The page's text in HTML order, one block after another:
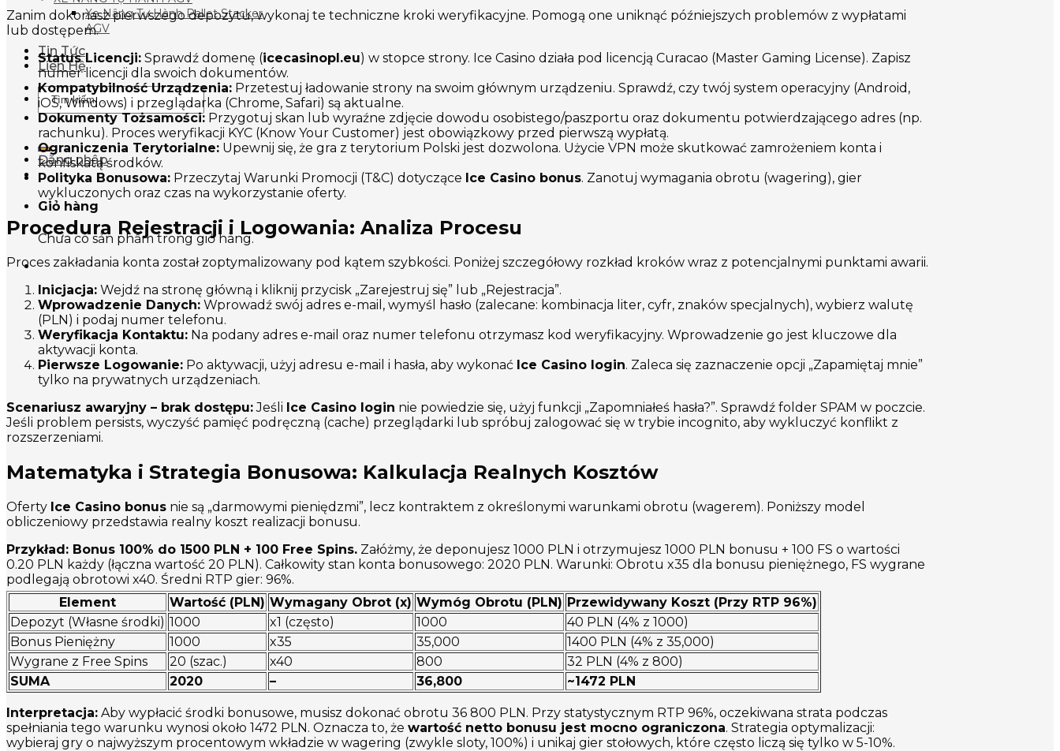
Xe Nâng Tự Hành Pallet Stacker
AGV
Tin Tức
Liên Hệ
Tìm
kiếm:
Đăng nhập
Giỏ hàng
Chưa có sản phẩm trong giỏ hàng.
Zanim dokonasz pierwszego depozytu, wykonaj te techniczne kroki weryfikacyjne. Pomogą one uniknąć późniejszych problemów z wypłatami
lub dostępem.
Status Licencji: Sprawdź domenę (icecasinopl.eu) w stopce strony. Ice Casino działa pod licencją Curacao (Master Gaming License). Zapisz
numer licencji dla swoich dokumentów.
Kompatybilność Urządzenia: Przetestuj ładowanie strony na swoim głównym urządzeniu. Sprawdź, czy twój system operacyjny (Android,
iOS, Windows) i przeglądarka (Chrome, Safari) są aktualne.
Dokumenty Tożsamości: Przygotuj skan lub wyraźne zdjęcie dowodu osobistego/paszportu oraz dokumentu potwierdzającego adres (np.
rachunku). Proces weryfikacji KYC (Know Your Customer) jest obowiązkowy przed pierwszą wypłatą.
Ograniczenia Terytorialne: Upewnij się, że gra z terytorium Polski jest dozwolona. Użycie VPN może skutkować zamrożeniem konta i
konfiskatą środków.
Polityka Bonusowa: Przeczytaj Warunki Promocji (T&C) dotyczące Ice Casino bonus. Zanotuj wymagania obrotu (wagering), gier
wykluczonych oraz czas na wykorzystanie oferty.
Procedura Rejestracji i Logowania: Analiza Procesu
Proces zakładania konta został zoptymalizowany pod kątem szybkości. Poniżej szczegółowy rozkład kroków wraz z potencjalnymi punktami awarii.
Inicjacja: Wejdź na stronę główną i kliknij przycisk „Zarejestruj się” lub „Rejestracja”.
Wprowadzenie Danych: Wprowadź swój adres e-mail, wymyśl hasło (zalecane: kombinacja liter, cyfr, znaków specjalnych), wybierz walutę
(PLN) i podaj numer telefonu.
Weryfikacja Kontaktu: Na podany adres e-mail oraz numer telefonu otrzymasz kod weryfikacyjny. Wprowadzenie go jest kluczowe dla
aktywacji konta.
Pierwsze Logowanie: Po aktywacji, użyj adresu e-mail i hasła, aby wykonać Ice Casino login. Zaleca się zaznaczenie opcji „Zapamiętaj mnie”
tylko na prywatnych urządzeniach.
Scenariusz awaryjny – brak dostępu:Jeśli Ice Casino login nie powiedzie się, użyj funkcji „Zapomniałeś hasła?”. Sprawdź folder SPAM w poczcie.
Jeśli problem persists, wyczyść pamięć podręczną (cache) przeglądarki lub spróbuj zalogować się w trybie incognito, aby wykluczyć konflikt z
rozszerzeniami.
Matematyka i Strategia Bonusowa: Kalkulacja Realnych Kosztów
Oferty Ice Casino bonus nie są „darmowymi pieniędzmi”, lecz kontraktem z określonymi warunkami obrotu (wagerem). Poniższy model
obliczeniowy przedstawia realny koszt realizacji bonusu.
Przykład: Bonus 100% do 1500 PLN + 100 Free Spins. Załóżmy, że deponujesz 1000 PLN i otrzymujesz 1000 PLN bonusu + 100 FS o wartości
0.20 PLN każdy (łączna wartość 20 PLN). Całkowity stan konta bonusowego: 2020 PLN. Warunki: Obrotu x35 dla bonusu pieniężnego, FS wygrane
podlegają obrotowi x40. Średni RTP gier: 96%.
Element
Wartość (PLN) Wymagany Obrot (x) Wymóg Obrotu (PLN) Przewidywany Koszt (Przy RTP 96%)
Depozyt (Własne środki) 1000 x1 (często) 1000
40 PLN (4% z 1000)
Bonus Pieniężny
1000 x35 35,000
1400 PLN (4% z 35,000)
Wygrane z Free Spins
20 (szac.) x40 800
32 PLN (4% z 800)
SUMA
2020 – 36,800 ~1472 PLN
Interpretacja: Aby wypłacić środki bonusowe, musisz dokonać obrotu 36 800 PLN. Przy statystycznym RTP 96%, oczekiwana strata podczas
spełniania tego warunku wynosi około 1472 PLN. Oznacza to, że wartość netto bonusu jest mocno ograniczona. Strategia optymalizacji:
wybieraj gry o najwyższym procentowym wkładzie w wagering (zwykle sloty, 100%) i unikaj gier stołowych, które często liczą się tylko w 5-10%.